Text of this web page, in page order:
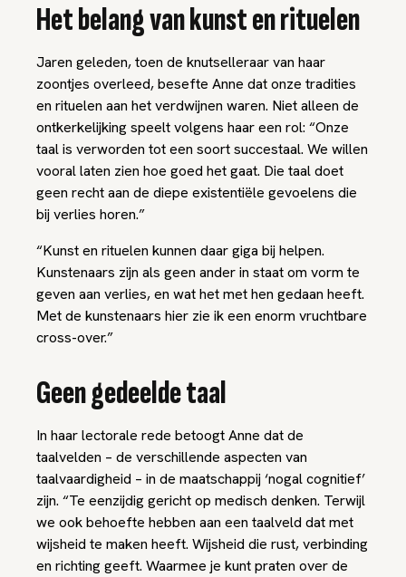
Het belang van kunst en rituelen
Jaren geleden, toen de knutselleraar van haar
zoontjes overleed, besefte Anne dat onze tradities
en rituelen aan het verdwijnen waren. Niet alleen de
ontkerkelijking speelt volgens haar een rol: “Onze
taal is verworden tot een soort succestaal. We willen
vooral laten zien hoe goed het gaat. Die taal doet
geen recht aan de diepe existentiële gevoelens die
bij verlies horen.”
“Kunst en rituelen kunnen daargiga bij helpen.
Kunstenaars zijn als geen ander in staat om vorm te
geven aan verlies, en wat het met hen gedaan heeft.
Met de kunstenaars hier zie ik een enorm vruchtbare
cross-over.”
Geen gedeelde taal
In haar lectorale rede betoogt Anne dat de
taalvelden – de verschillende aspecten van
taalvaardigheid – in de maatschappij ‘nogal cognitief’
zijn. “Te eenzijdig gericht op medisch denken. Terwijl
we ook behoefte hebben aan een taalveld dat met
wijsheid te maken heeft. Wijsheid die rust, verbinding
en richting geeft. Waarmee je kunt praten over de